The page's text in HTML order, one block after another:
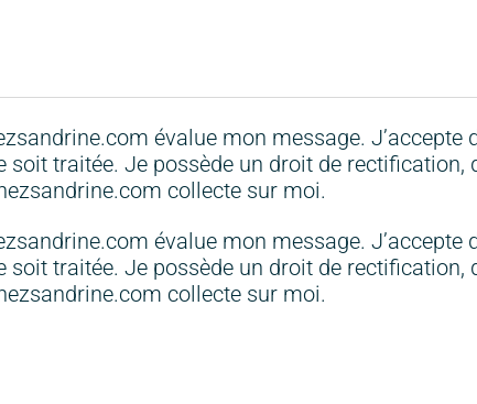
évalue mon message. J’accepte
soit traitée. Je possède un droit de rectification,
collecte sur moi.
évalue mon message. J’accepte
soit traitée. Je possède un droit de rectification,
collecte sur moi.